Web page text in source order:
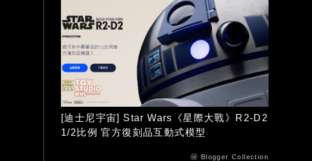
[迪士尼宇宙] Star Wars《星際大戰》R2-D2
1/2比例 官方復刻品互動式模型
ⓦ Blogger Collection